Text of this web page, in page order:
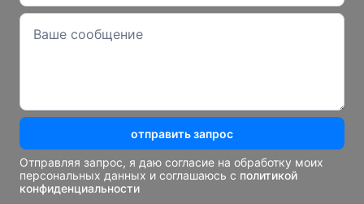
отправить запрос
Отправляя запрос, я даю согласие на обработку моих
персональных данных и соглашаюсь с политикой
конфиденциальности